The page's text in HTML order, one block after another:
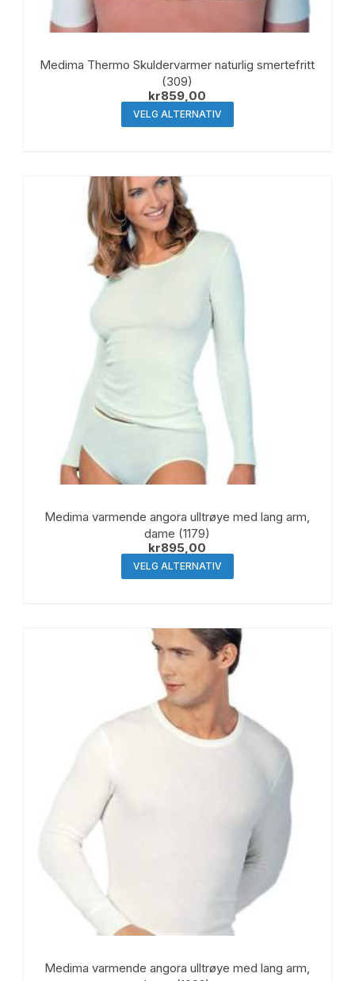
Medima Thermo Skuldervarmer naturlig smertefritt
(309)
kr859,00
VELG ALTERNATIV
produktet
velges
på
produktsiden
Medima varmende angora ulltrøye med lang arm,
dame (1179)
kr895,00
VELG ALTERNATIV
produktet
varianter.
Alternativene
kan
på
produktsiden
Medima varmende angora ulltrøye med lang arm,